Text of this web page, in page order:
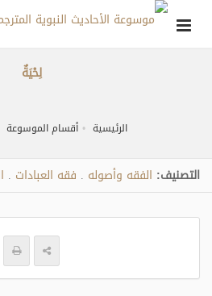
لِحْيَةٌ
الرئيسية أقسام الموسوعة
التصنيف: الفقه وأصوله فقه العبادات